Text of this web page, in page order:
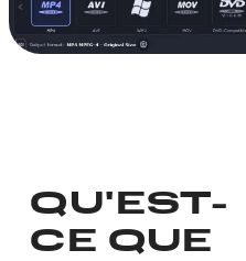
QU'EST-
CE QUE